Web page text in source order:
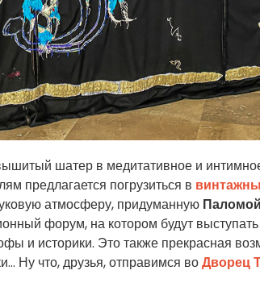
шатер в медитативное и
предлагается погрузиться в
атмосферу, придуманную
форум, на котором будут
и историки. Это также прекрасная
Ну что, друзья, отправимся воДворец